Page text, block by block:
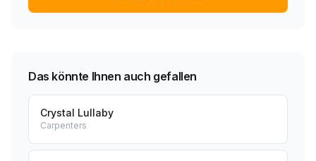
Das könnte Ihnen auch gefallen
Crystal Lullaby
Carpenters